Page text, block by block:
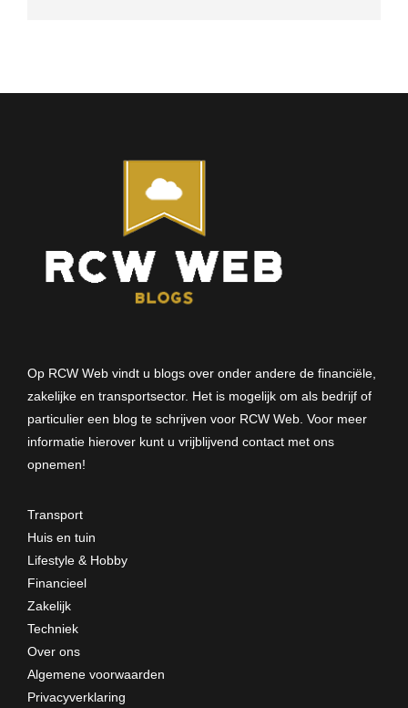
Op RCW Web vindt u blogs over onder andere de financiële,
zakelijke en transportsector. Het is mogelijk om als bedrijf of
particulier een blog te schrijven voor RCW Web. Voor meer
informatie hierover kunt u vrijblijvend contact met ons
opnemen!
Transport
Huis en tuin
Lifestyle & Hobby
Financieel
Zakelijk
Techniek
Over ons
Algemene voorwaarden
Privacyverklaring